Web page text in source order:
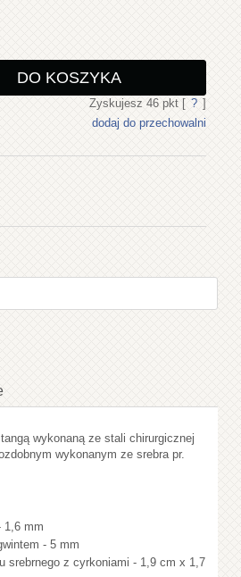
DO KOSZYKA
Zyskujesz 46pkt [ ? ]
dodaj do przechowalni
kosztów płatności
wykonaną ze stali chirurgicznej
wykonanym ze srebra pr.
1,6 mm
- 5 mm
srebrnego z cyrkoniami - 1,9 cm x 1,7